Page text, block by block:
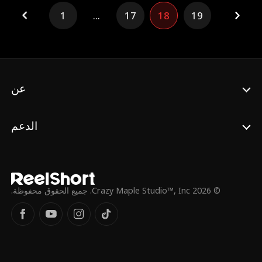
1 ... 17 18 19
عن
الدعم
© 2026 Crazy Maple Studio™, Inc. جميع الحقوق محفوظة.